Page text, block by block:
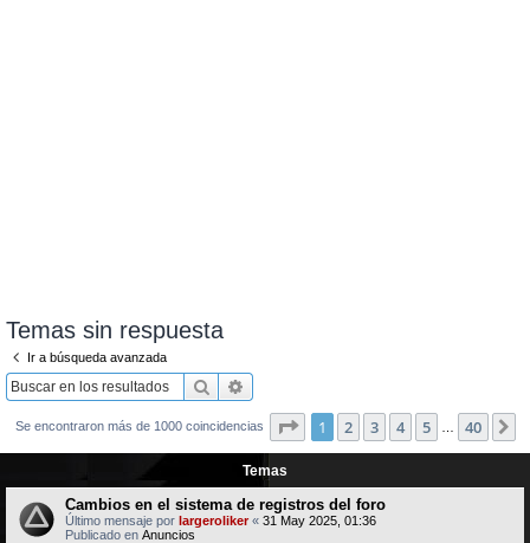
Temas sin respuesta
Ir a búsqueda avanzada
Buscar
Se encontraron más de 1000 coincidencias Página de 40
1 2 3 4 5 40
Temas
Cambios en el sistema de registros del foro
Último mensaje por largeroliker« 31 May 2025, 01:36
Publicado en Anuncios